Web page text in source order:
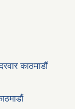
काठमाडौं